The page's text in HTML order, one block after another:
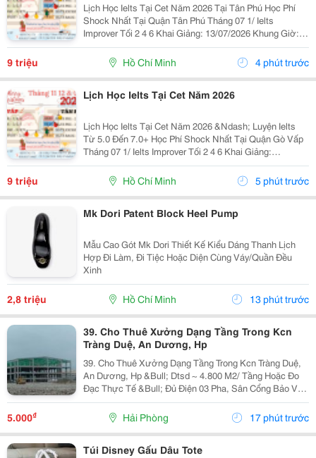
Lịch Học Ielts Tại Cet Năm 2026 Tại Tân Phú Học Phí
Shock Nhất Tại Quận Tân Phú Tháng 07 1/ Ielts
Improver Tối 2 4 6 Khai Giảng: 13/07/2026 Khung Giờ:
18:00 Đến 21:00 Học Phí Ưu Đãi 5% Khi Đăng Ký 2/ Ielts
Basic Tối 3 5 7 Khai...
9 triệu Hồ Chí Minh 4 phút trước
Lịch Học Ielts Tại Cet Năm 2026
Lịch Học Ielts Tại Cet Năm 2026 &Ndash; Luyện Ielts
Từ 5.0 Đến 7.0+ Học Phí Shock Nhất Tại Quận Gò Vấp
Tháng 07 1/ Ielts Improver Tối 2 4 6 Khai Giảng:
13/07/2026 Khung Giờ: 18:00 Đến 21:00 Học Phí Ưu Đãi
5% Khi Đăng Ký 2/ Ielts...
9 triệu Hồ Chí Minh 5 phút trước
Mk Dori Patent Block Heel Pump
Mẫu Cao Gót Mk Dori Thiết Kế Kiểu Dáng Thanh Lịch
Hợp Đi Làm, Đi Tiệc Hoặc Diện Cùng Váy/Quần Đều
Xinh
2,8 triệu Hồ Chí Minh 13 phút trước
39. Cho Thuê Xưởng Dạng Tầng Trong Kcn
Tràng Duệ, An Dương, Hp
39. Cho Thuê Xưởng Dạng Tầng Trong Kcn Tràng Duệ,
An Dương, Hp &Bull; Dtsd ~ 4.800 M2/ Tầng Hoặc Đo
Đạc Thực Tế &Bull; Đủ Điện 03 Pha, Sân Cổng Bảo Vệ,
Pccc Tự Động, Mới 100% &Bull; Giá Chào Thuê 5.25
Usd/ M2/ Tháng
5.000₫ Hải Phòng 17 phút trước
Túi Disney Gấu Dâu Tote